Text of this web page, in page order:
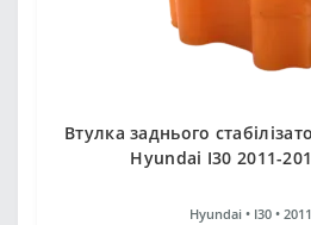
Втулка заднього
Hyundai I30 2011-
Hyundai • I30 •